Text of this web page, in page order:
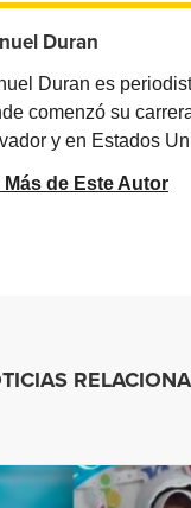
Duran
Duran es
comenzó su
y en Estados
Más de Este Autor